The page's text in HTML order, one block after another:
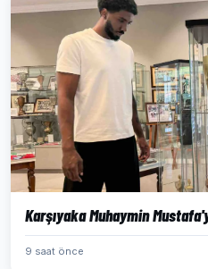
Karşıyaka Muhaymin
9 saat önce